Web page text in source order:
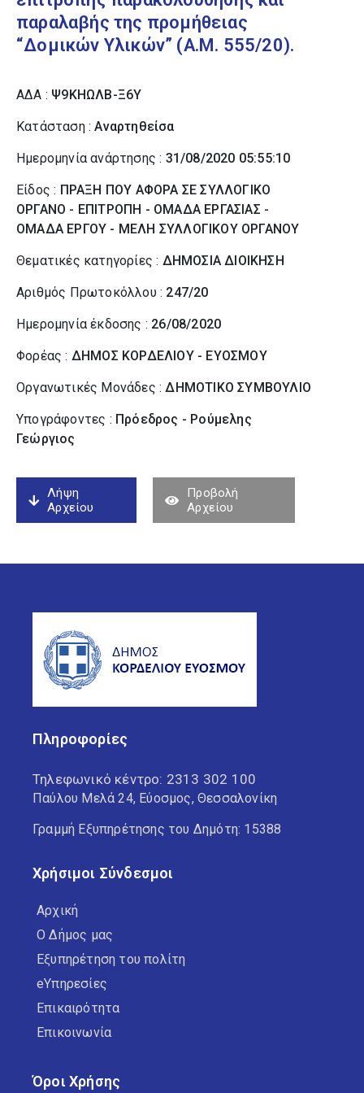
παραλαβής της προμήθειας
“Δομικών Υλικών” (Α.Μ. 555/20).
ΑΔΑ : Ψ9ΚΗΩΛΒ-Ξ6Υ
Κατάσταση :Αναρτηθείσα
Ημερομηνία ανάρτησης : 31/08/2020 05:55:10
Είδος : ΠΡΑΞΗ ΠΟΥ ΑΦΟΡΑ ΣΕ ΣΥΛΛΟΓΙΚΟ
ΟΡΓΑΝΟ - ΕΠΙΤΡΟΠΗ - ΟΜΑΔΑ ΕΡΓΑΣΙΑΣ -
ΟΜΑΔΑ ΕΡΓΟΥ - ΜΕΛΗ ΣΥΛΛΟΓΙΚΟΥ ΟΡΓΑΝΟΥ
Θεματικές κατηγορίες : ΔΗΜΟΣΙΑ ΔΙΟΙΚΗΣΗ
Αριθμός Πρωτοκόλλου : 247/20
Ημερομηνία έκδοσης : 26/08/2020
Φορέας : ΔΗΜΟΣ ΚΟΡΔΕΛΙΟΥ - ΕΥΟΣΜΟΥ
Οργανωτικές Μονάδες :ΔΗΜΟΤΙΚΟ ΣΥΜΒΟΥΛΙΟ
Υπογράφοντες : Πρόεδρος - Ρούμελης
Γεώργιος
Λήψη
Αρχείου
Προβολή
Αρχείου
Πληροφορίες
Τηλεφωνικό κέντρο: 2313 302 100
Παύλου Μελά 24, Εύοσμος, Θεσσαλονίκη
Γραμμή Εξυπηρέτησης του Δημότη: 15388
Χρήσιμοι Σύνδεσμοι
Αρχική
Ο Δήμος μας
Εξυπηρέτηση του πολίτη
eΥπηρεσίες
Επικαιρότητα
Επικοινωνία
Όροι Χρήσης